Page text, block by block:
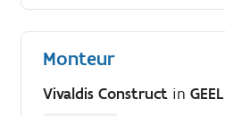
Monteur
Vivaldis Construct inGEEL